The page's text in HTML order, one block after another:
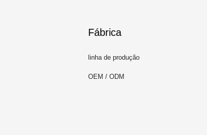
Fábrica
linha de produção
OEM / ODM